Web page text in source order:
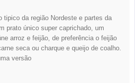
tipico da região Nordeste e partes da
prato único super caprichado, um
arroz e feijão, de preferência o feijão
seca ou charque e queijo de coalho.
versão